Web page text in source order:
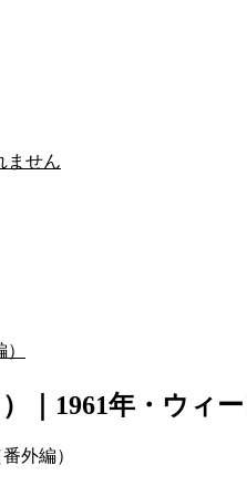
ません
｜1961年・ウィ
外編）